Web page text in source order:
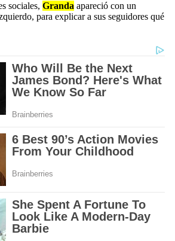
sociales, Granda apareció con un
para explicar a sus seguidores qué